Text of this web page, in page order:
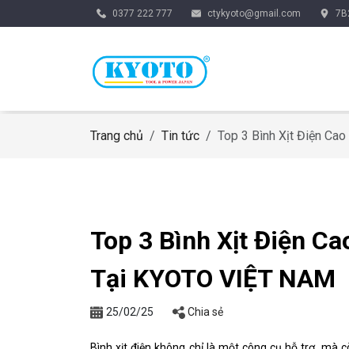
0377 222 777 ctykyoto@gmail.com
Trang chủ Tin tức Top 3 Bình Xịt Điện
Top 3 Bình Xịt Điện
Tại KYOTO VIỆT NAM
25/02/25 Chia sẻ